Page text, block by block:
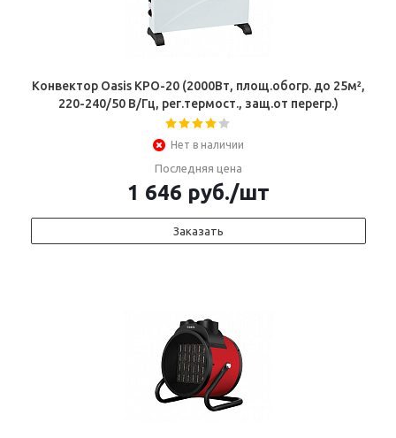
Конвектор Oasis KPO-20 (2000Вт, площ.обогр. до 25м²,
220-240/50 В/Гц, рег.термост., защ.от перегр.)
Нет в наличии
Последняя цена
1 646 руб./шт
Заказать